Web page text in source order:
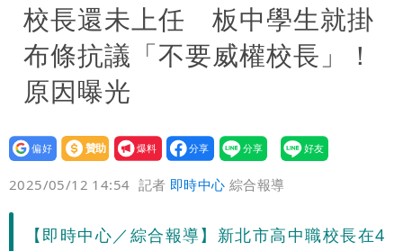
校長還未上任 板中學生就掛
布條抗議「不要威權校長」！
原因曝光
設為
贊助
我要
爆料
2025/05/12 14:54 記者 即時中心 綜合報導
【即時中心／綜合報導】新北市高中職校長在4